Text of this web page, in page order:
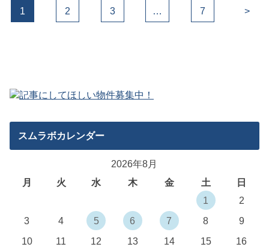
1 2 3 7 >
スムラボカレンダー
2026年8月
月
火 水 木 金 土
日
1
2
3
4 5 6 7 8
9
10
11 12 13 14 15
16